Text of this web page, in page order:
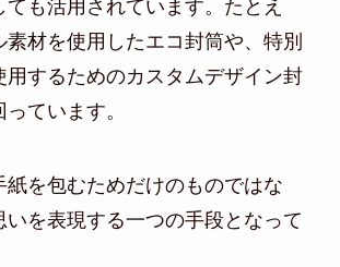
も活用されています。たとえ
素材を使用したエコ封筒や、特別
用するためのカスタムデザイン封
ています。
紙を包むためだけのものではな
いを表現する一つの手段となって